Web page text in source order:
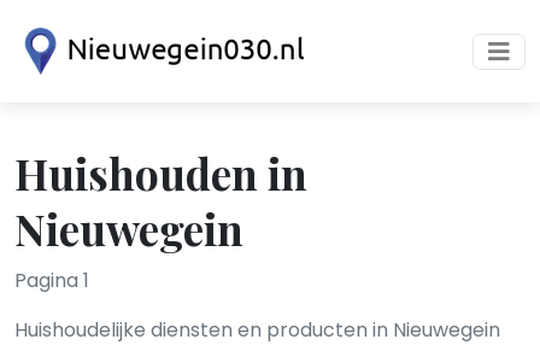
Huishouden in
Nieuwegein
Pagina 1
Huishoudelijke diensten en producten in Nieuwegein